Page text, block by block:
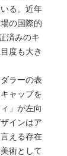
る。近年
の国際的
済みのキ
度も大き
ラーの表
ャップを
」が左向
インはア
える存在
術として